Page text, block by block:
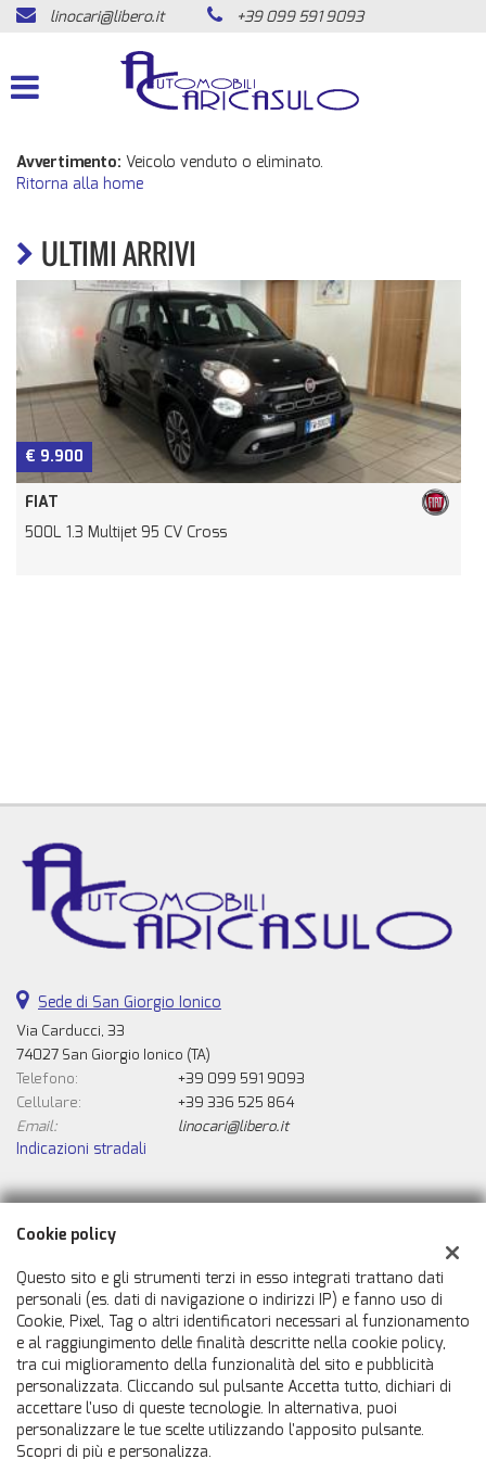
HOME
LISTA VEICOLI
ACQUISTIAMO USATO
CONTATTI
NEWS
AREA COMMERCIANTI
linocari@libero.it +39 099 591 9093
Avvertimento: Veicolo venduto o eliminato.
Ritorna alla home
ULTIMI ARRIVI
€ 9.900
FIAT
500L 1.3 Multijet 95 CV Cross
Sede di San Giorgio Ionico
Via Carducci, 33
74027 San Giorgio Ionico (TA)
Telefono:
+39 099 591 9093
Cellulare:
+39 336 525 864
Email:
linocari@libero.it
Indicazioni stradali
Dati fiscali:
Automobili Caricasulo Snc
Via Carducci, 33, San Giorgio Ionico (TA)
C.F/P.IVA:02007050731
Registro delle imprese:TA
Cookie policy
Questo sito e gli strumenti terzi in esso integrati trattano dati
personali (es. dati di navigazione o indirizzi IP) e fanno uso di
Cookie, Pixel, Tag o altri identificatori necessari al funzionamento
e al raggiungimento delle finalità descritte nella cookie policy,
tra cui miglioramento della funzionalità del sito e pubblicità
personalizzata. Cliccando sul pulsante Accetta tutto, dichiari di
accettare l'uso di queste tecnologie. In alternativa, puoi
personalizzare le tue scelte utilizzando l'apposito pulsante.
Scopri di più e personalizza.